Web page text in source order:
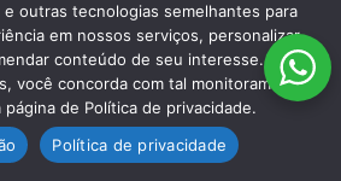
e outras tecnologias semelhantes para
em nossos serviços, personalizar
conteúdo de seu interesse. Ao
você concorda com tal monitoramento.
página de Política de privacidade.
Política de privacidade